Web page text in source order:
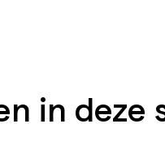
in deze